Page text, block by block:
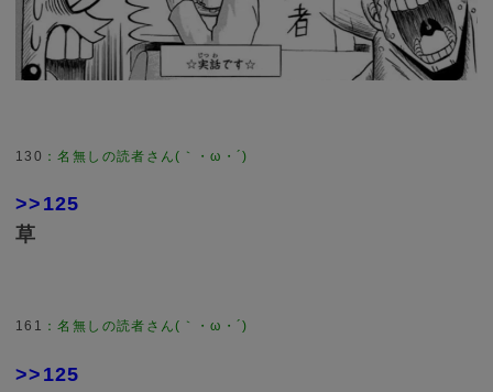
130
>>125
草
161
>>125